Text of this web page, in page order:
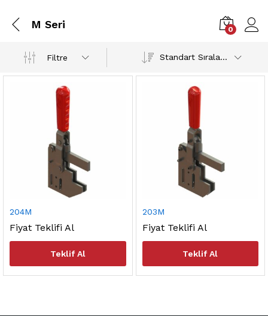
M Seri 0
Filtre Standart Sıralama
204M
Fiyat Teklifi Al
Teklif Al
203M
Fiyat Teklifi Al
Teklif Al